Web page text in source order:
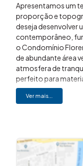
Apresentamos um
proporção e
deseja desenvolver
contemporâneo,
o Condomínio
de abundante área
atmosfera de
perfeito para
com vista
do entorno.
entorno. Um
qualidade de vida.
infraestrutura
Ver mais...